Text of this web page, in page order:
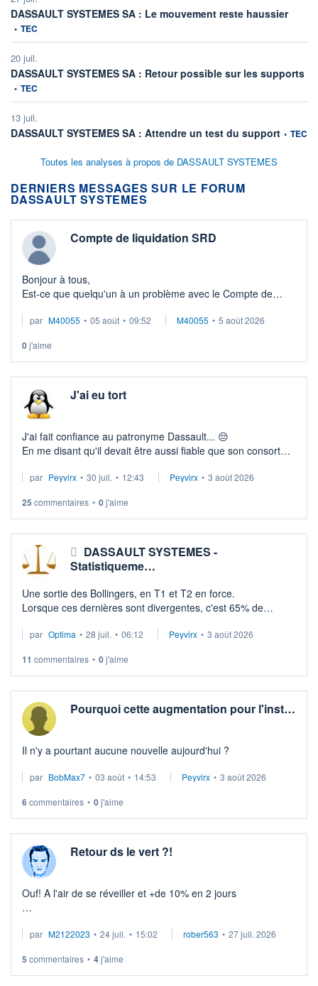
DASSAULT SYSTEMES SA : Le mouvement reste haussier
• TEC
20 juil.
DASSAULT SYSTEMES SA : Retour possible sur les supports
• TEC
13 juil.
DASSAULT SYSTEMES SA : Attendre un test du support • TEC
Toutes les analyses à propos de DASSAULT SYSTEMES
DERNIERS MESSAGES SUR LE FORUM
DASSAULT SYSTEMES
Compte de liquidation SRD
Bonjour à tous,
Est-ce que quelqu'un à un problème avec le Compte de
Bourso doit me régler un peu plus de 3600€ depuis le 1 aout
Merci ...
par M40055 • 05 août • 09:52 M40055 • 5 août 2026
0j'aime
J'ai eu tort
J'ai fait confiance au patronyme Dassault... 😔​
En me disant qu'il devait être aussi fiable que son consort
Malheureusement...
par Peyvirx • 30 juil. • 12:43 Peyvirx • 3 août 2026
25 commentaires • 0j'aime
DASSAULT SYSTEMES -
Statistiqueme…
Une sortie des Bollingers, en T1 et T2 en force.
Lorsque ces dernières sont divergentes, c'est 65% de
MM7 et 1/2 de revenir sur la MM20.
par Optima • 28 juil. • 06:12 Peyvirx • 3 août 2026
11 commentaires • 0j'aime
Pourquoi cette augmentation pour l'inst…
Il n'y a pourtant aucune nouvelle aujourd'hui ?
par BobMax7 • 03 août • 14:53 Peyvirx • 3 août 2026
6commentaires • 0j'aime
Retour ds le vert ?!
Ouf! A l'air de se réveiller et +de 10% en 2 jours
oublier et ça grimpe
Au-dessus de la MM50 → 18.49, se rapproche de la MM200
→ 2 ...
par M2122023 • 24 juil. • 15:02 rober563 • 27 juil. 2026
5 commentaires • 4j'aime